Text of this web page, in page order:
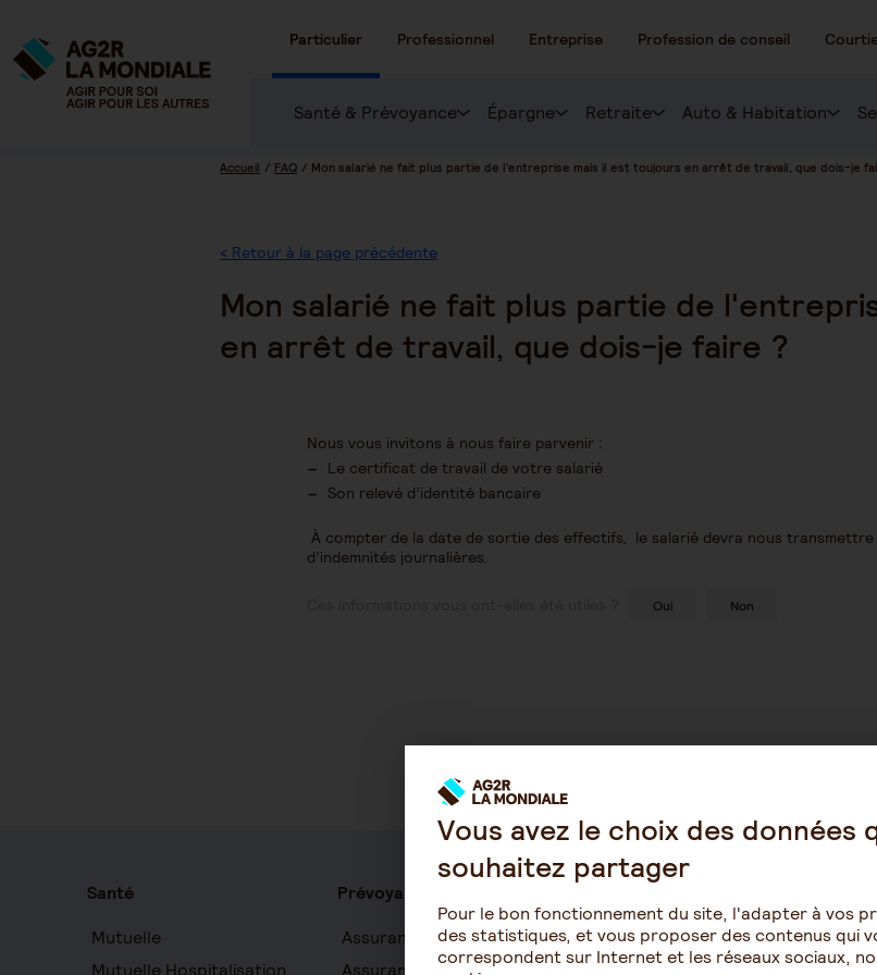
Particulier Professionnel Entreprise Profession de conseil
Santé & Prévoyance Épargne Retraite Auto & Habitation
Accueil FAQ Mon salarié ne fait plus partie de l'entreprise mais il est toujours en arrêt de travail, que dois-je
< Retour à la page précédente
Mon salarié ne fait plus partie de
en arrêt de travail, que dois-je faire ?
Nous vous invitons à nous faire parvenir :
Le certificat de travail de votre salarié
Son relevé d’identité bancaire
À compter de la date de sortie des effectifs, le salarié devra nous
d’indemnités journalières.
Oui Non
Santé
Mutuelle
Mutuelle Hospitalisation
Prévoyance
Assurance autonomie
Assurance décès
Assurance vie
PERIN
Vous avez le choix des données
souhaitez partager
Pour le bon fonctionnement du site, l'adapter à vos
des statistiques, et vous proposer des contenus qui
correspondent sur Internet et les réseaux sociaux,